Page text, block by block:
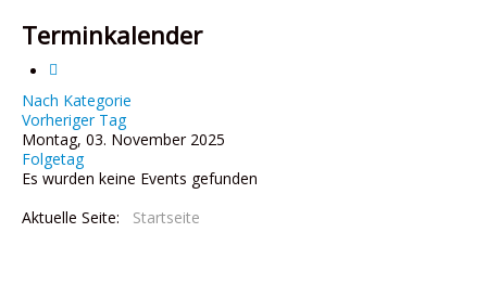
Über uns
Leistungen
Ausbildung
Fachbetriebe
Terminkalender
Nach Kategorie
Vorheriger Tag
Montag, 03. November 2025
Folgetag
Es wurden keine Events gefunden
Aktuelle Seite:
Startseite